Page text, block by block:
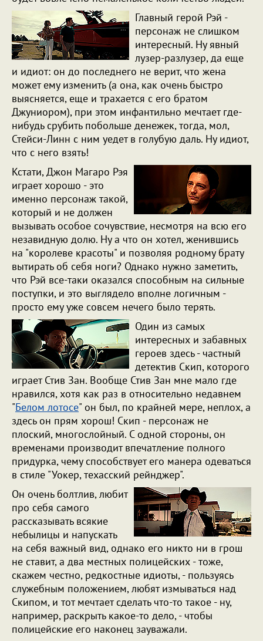
Главный герой Рэй -
персонаж не слишком
интересный. Ну явный
лузер-разлузер, да еще
и идиот: он до последнего не верит, что жена
может ему изменить (а она, как очень быстро
выясняется, еще и трахается с его братом
Джуниором), при этом инфантильно мечтает где-
нибудь срубить побольше денежек, тогда, мол,
Стейси-Линн с ним уедет в голубую даль. Ну идиот,
что с него взять!
Кстати, Джон Магаро Рэя
играет хорошо - это
именно персонаж такой,
который и не должен
вызывать особое сочувствие, несмотря на всю его
незавидную долю. Ну а что он хотел, женившись
на "королеве красоты" и позволяя родному брату
вытирать об себя ноги? Однако нужно заметить,
что Рэй все-таки оказался способным на сильные
поступки, и это выглядело вполне логичным -
просто ему уже совсем нечего было терять.
Один из самых
интересных и забавных
героев здесь - частный
детектив Скип, которого
играет Стив Зан. Вообще Стив Зан мне мало где
нравился, хотя как раз в относительно недавнем
"Белом лотосе" он был, по крайней мере, неплох, а
здесь он прям хорош! Скип - персонаж не
плоский, многослойный. С одной стороны, он
временами производит впечатление полного
придурка, чему способствует его манера одеваться
в стиле "Уокер, техасский рейнджер".
Он очень болтлив, любит
про себя самого
рассказывать всякие
небылицы и напускать
на себя важный вид, однако его никто ни в грош
не ставит, а два местных полицейских - тоже,
скажем честно, редкостные идиоты, - пользуясь
служебным положением, любят измываться над
Скипом, и тот мечтает сделать что-то такое - ну,
например, раскрыть какое-то дело, - чтобы
полицейские его наконец зауважали.